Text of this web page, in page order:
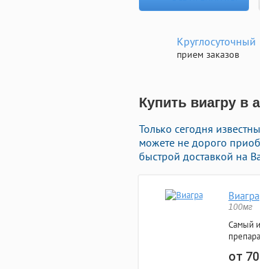
Круглосуточный
прием заказов
Купить виагру в
Только сегодня
можете не дорого
быстрой доставкой на
Виагра
100мг
Самый
от